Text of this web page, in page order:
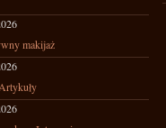
makijaż